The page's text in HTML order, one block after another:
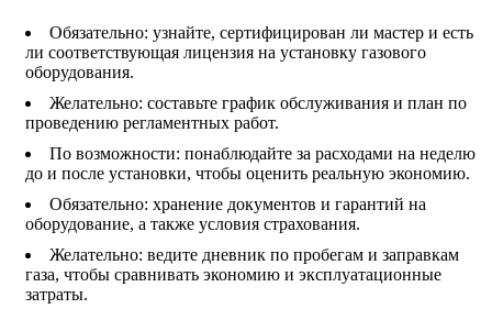
Обязательно: узнайте, сертифицирован ли мастер и есть
ли соответствующая лицензия на установку газового
оборудования.
Желательно: составьте график обслуживания и план по
проведению регламентных работ.
По возможности: понаблюдайте за расходами на неделю
до и после установки, чтобы оценить реальную экономию.
Обязательно: хранение документов и гарантий на
оборудование, а также условия страхования.
Желательно: ведите дневник по пробегам и заправкам
газа, чтобы сравнивать экономию и эксплуатационные
затраты.